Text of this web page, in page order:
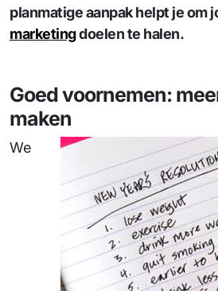
planmatige aanpak helpt je om
marketingdoelen te halen.
Goed voornemen:
maken
We